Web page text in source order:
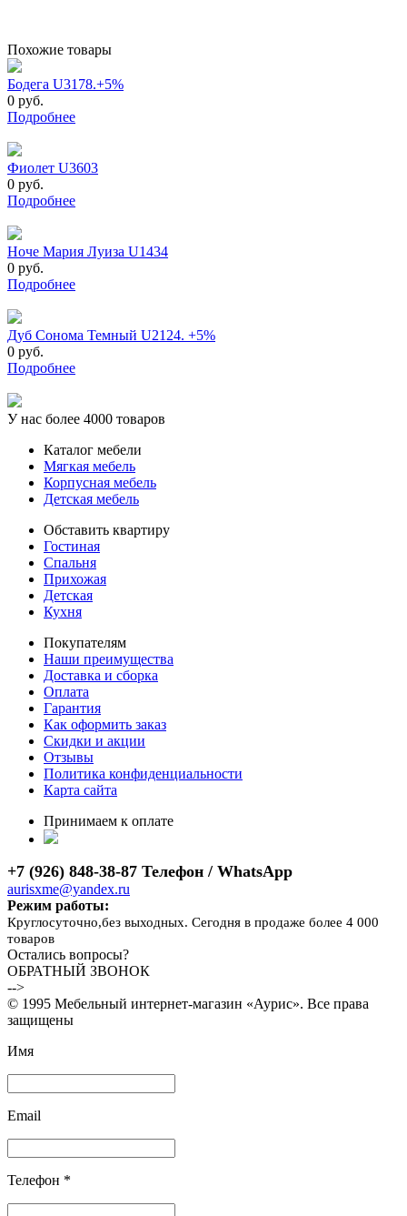
Похожие товары
Бодега U3178.+5%
0 руб.
Подробнее
Фиолет U3603
0 руб.
Подробнее
Ноче Мария Луиза U1434
0 руб.
Подробнее
Дуб Сонома Темный U2124. +5%
0 руб.
Подробнее
У нас более 4000 товаров
Каталог мебели
Мягкая мебель
Корпусная мебель
Детская мебель
Обставить квартиру
Гостиная
Спальня
Прихожая
Детская
Кухня
Покупателям
Наши преимущества
Доставка и сборка
Оплата
Гарантия
Как оформить заказ
Скидки и акции
Отзывы
Политика конфиденциальности
Карта сайта
Принимаем к оплате
+7 (926) 848-38-87 Телефон / WhatsApp
aurisxme@yandex.ru
Режим работы:
Круглосуточно,без выходных. Сегодня в продаже более 4 000
товаров
Остались вопросы?
ОБРАТНЫЙ ЗВОНОК
-->
© 1995 Мебельный интернет-магазин «Аурис». Все права
защищены
Имя
Email
Телефон *